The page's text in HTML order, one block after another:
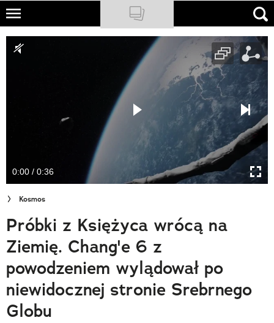
Skip
main
NATIONAL GEOGRAPHIC
Newsletter
Cuda Polski
Wielki Konkurs Fotograficzny
Trendbook Podróżniczy
Polecane
0:00 / 0:36
Kosmos
Próbki z Księżyca wrócą na
Ziemię. Chang'e 6 z
powodzeniem wylądował po
niewidocznej stronie Srebrnego
Globu